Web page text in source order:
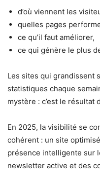
d’où viennent les
quelles pages
ce qu’il faut améliorer,
ce qui génère le plus
Les sites qui grandissent
statistiques chaque
mystère : c’est le résultat
En 2025, la visibilité se
cohérent : un site
présence intelligente sur
newsletter active et des